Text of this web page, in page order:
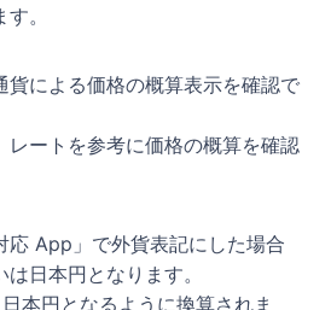
。
貨による価格の概算表示を確認で
レートを参考に価格の概算を確認
応 App」で外貨表記にした場合
日本円となります。
本円となるように換算されま